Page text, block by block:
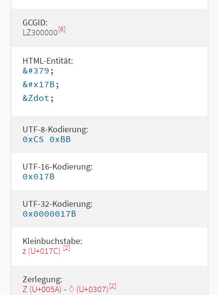
GCGID:
LZ300000[6]
HTML-Entität:
&#379;
&#x17B;
&Zdot;
UTF-8-Kodierung:
0xC5 0xBB
UTF-16-Kodierung:
0x017B
UTF-32-Kodierung:
0x0000017B
Kleinbuchstabe:
ż (U+017C) [2]
Zerlegung:
Z (U+005A) - ◌̇ (U+0307)[2]